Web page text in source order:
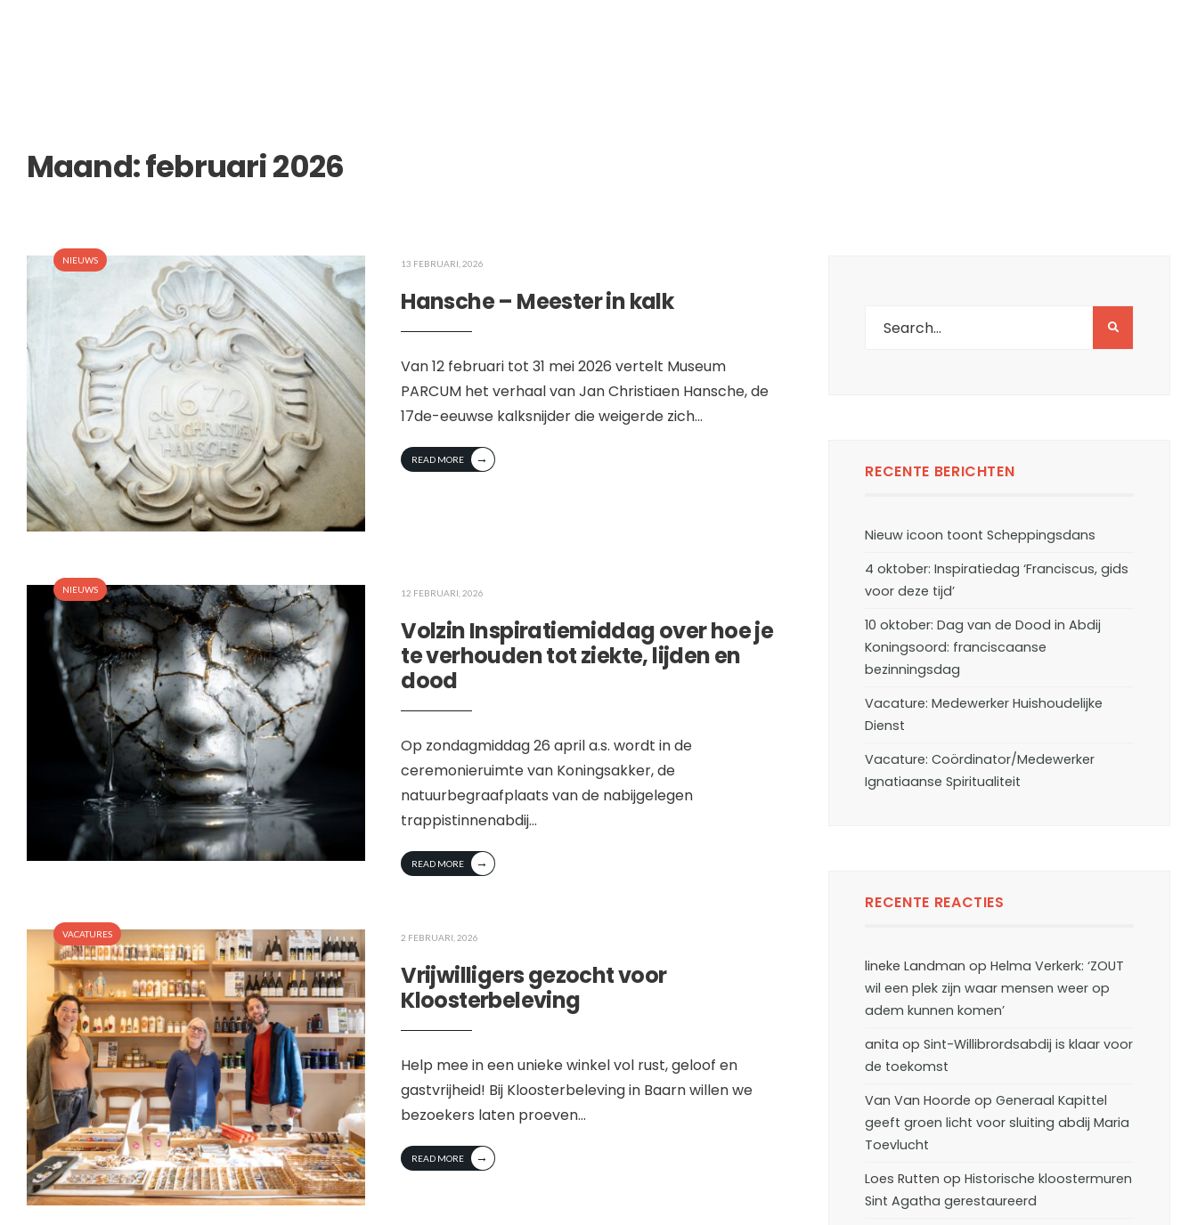
Maand:februari 2026
NIEUWS 13 FEBRUARI, 2026
Hansche – Meester in kalk
Van 12 februari tot 31 mei 2026 vertelt Museum
PARCUM het verhaal van Jan Christiaen Hansche, de
17de-eeuwse kalksnijder die weigerde zich...
READ MORE →
NIEUWS 12 FEBRUARI, 2026
Volzin Inspiratiemiddag over hoe je
te verhouden tot ziekte, lijden en
dood
Op zondagmiddag 26 april a.s. wordt in de
ceremonieruimte van Koningsakker, de
natuurbegraafplaats van de nabijgelegen
trappistinnenabdij...
READ MORE →
VACATURES 2 FEBRUARI, 2026
Vrijwilligers gezocht voor
Kloosterbeleving
Help mee in een unieke winkel vol rust, geloof en
gastvrijheid! Bij Kloosterbeleving in Baarn willen we
bezoekers laten proeven...
READ MORE →
RECENTE BERICHTEN
Nieuw icoon toont Scheppingsdans
4 oktober: Inspiratiedag ‘Franciscus, gids
voor deze tijd’
10 oktober: Dag van de Dood in Abdij
Koningsoord: franciscaanse
bezinningsdag
Vacature: Medewerker Huishoudelijke
Dienst
Vacature: Coördinator/Medewerker
Ignatiaanse Spiritualiteit
RECENTE REACTIES
lineke Landman opHelma Verkerk: ‘ZOUT
wil een plek zijn waar mensen weer op
adem kunnen komen’
anita opSint-Willibrordsabdij is klaar voor
de toekomst
Van Van Hoorde opGeneraal Kapittel
geeft groen licht voor sluiting abdij Maria
Toevlucht
Loes Rutten opHistorische kloostermuren
Sint Agatha gerestaureerd